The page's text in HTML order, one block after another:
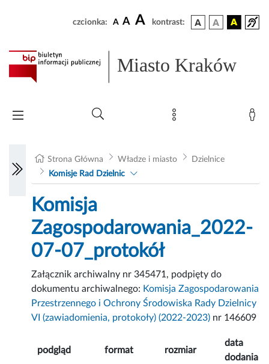
czcionka: A A A kontrast:
Miasto Kraków
Strona Główna Władze i miasto
Dzielnice
Komisje Rad Dzielnic
Komisja
Zagospodarowania_2022-
07-07_protokół
Załącznik archiwalny nr 345471, podpięty do
dokumentu archiwalnego: Komisja Zagospodarowania
Przestrzennego i Ochrony Środowiska Rady Dzielnicy
VI (zawiadomienia, protokoły) (2022-2023) nr 146609
podgląd format rozmiar
data
dodania